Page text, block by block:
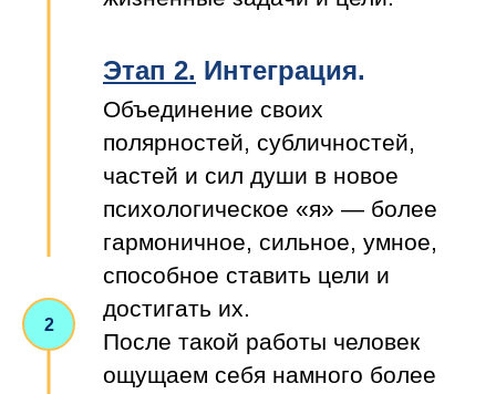
Этап 2. Интеграция.
Объединение своих
полярностей, субличностей,
частей и сил души в новое
психологическое «я» — более
гармоничное, сильное, умное,
способное ставить цели и
достигать их.
После такой работы человек
ощущаем себя намного более